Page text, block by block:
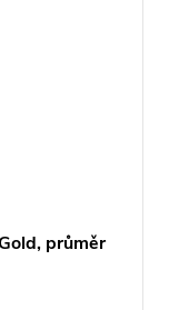
průměr